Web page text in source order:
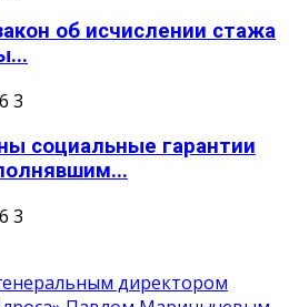
об исчислении стажа
3
социальные гарантии
3